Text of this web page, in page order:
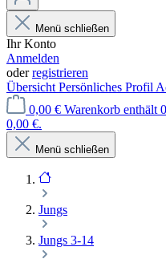
Menü schließen
Ihr Konto
Anmelden
oderregistrieren
Übersicht Persönliches Profil
0,00 € Warenkorb enthält
0,00 €.
Menü schließen
Jungs
Jungs 3-14